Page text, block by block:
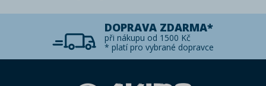
DOPRAVA ZDARMA*
při nákupu od 1500 Kč
* platí pro vybrané dopravce